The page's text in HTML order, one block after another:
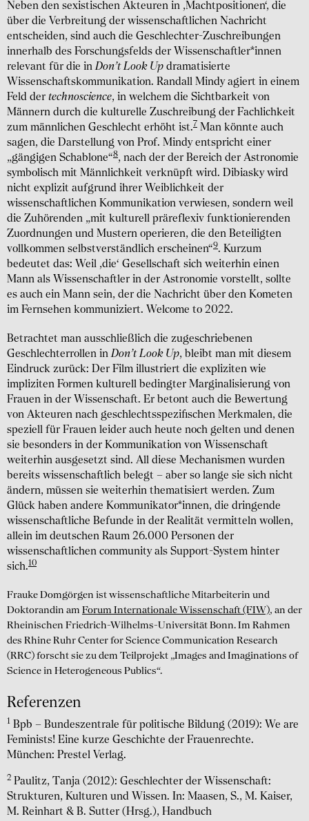
Neben den sexistischen Akteuren in ,Machtpositionen‘, die
über die Verbreitung der wissenschaftlichen Nachricht
entscheiden, sind auch die Geschlechter-Zuschreibungen
innerhalb des Forschungsfelds der Wissenschaftler*innen
relevant für die inDon’t Look Up dramatisierte
Wissenschaftskommunikation. Randall Mindy agiert in einem
Feld der technoscience, in welchem die Sichtbarkeit von
Männern durch die kulturelle Zuschreibung der Fachlichkeit
zum männlichen Geschlecht erhöht ist.7 Man könnte auch
sagen, die Darstellung von Prof. Mindy entspricht einer
„gängigen Schablone“8, nach der der Bereich der Astronomie
symbolisch mit Männlichkeit verknüpft wird. Dibiasky wird
nicht explizit aufgrund ihrer Weiblichkeit der
wissenschaftlichen Kommunikation verwiesen, sondern weil
die Zuhörenden „mit kulturell präreflexiv funktionierenden
Zuordnungen und Mustern operieren, die den Beteiligten
vollkommen selbstverständlich erscheinen“9. Kurzum
bedeutet das: Weil ,die‘ Gesellschaft sich weiterhin einen
Mann als Wissenschaftler in der Astronomie vorstellt, sollte
es auch ein Mann sein, der die Nachricht über den Kometen
im Fernsehen kommuniziert. Welcome to 2022.
Betrachtet man ausschließlich die zugeschriebenen
Geschlechterrollen inDon’t Look Up, bleibt man mit diesem
Eindruck zurück: Der Film illustriert die expliziten wie
impliziten Formen kulturell bedingter Marginalisierung von
Frauen in der Wissenschaft. Er betont auch die Bewertung
von Akteuren nach geschlechtsspezifischen Merkmalen, die
speziell für Frauen leider auch heute noch gelten und denen
sie besonders in der Kommunikation von Wissenschaft
weiterhin ausgesetzt sind. All diese Mechanismen wurden
bereits wissenschaftlich belegt – aber so lange sie sich nicht
ändern, müssen sie weiterhin thematisiert werden. Zum
Glück haben andere Kommunikator*innen, die dringende
wissenschaftliche Befunde in der Realität vermitteln wollen,
allein im deutschen Raum 26.000 Personen der
wissenschaftlichen community als Support-System hinter
sich.10
Frauke Domgörgen ist wissenschaftliche Mitarbeiterin und
Doktorandin am Forum Internationale Wissenschaft (FIW), an der
Rheinischen Friedrich-Wilhelms-Universität Bonn. Im Rahmen
des Rhine Ruhr Center for Science Communication Research
(RRC) forscht sie zu dem Teilprojekt „Images and Imaginations of
Science in Heterogeneous Publics“.
Referenzen
1 Bpb – Bundeszentrale für politische Bildung (2019): We are
Feminists! Eine kurze Geschichte der Frauenrechte.
München: Prestel Verlag.
2 Paulitz, Tanja (2012): Geschlechter der Wissenschaft:
Strukturen, Kulturen und Wissen. In: Maasen, S., M. Kaiser,
M. Reinhart & B. Sutter (Hrsg.), Handbuch